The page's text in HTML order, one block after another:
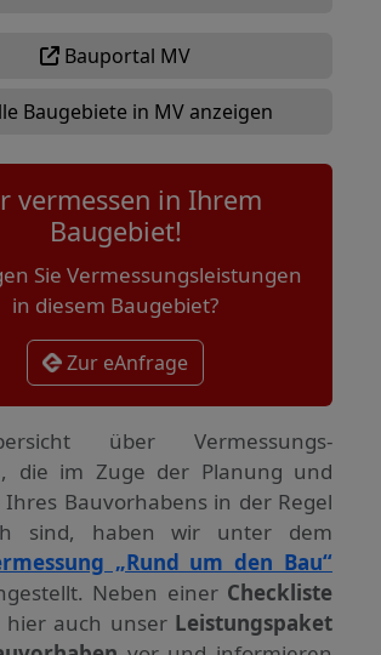
Bauportal MV
Baugebiete in MV anzeigen
vermessen in Ihrem
Baugebiet!
Sie Vermessungsleistungen
in diesem Baugebiet?
Zur eAnfrage
über Vermessungs­
die im Zuge der Planung und
Bauvorhabens in der Regel
sind, haben wir unter dem
„Rund um den Bau“
Neben einer Checkliste
hier auch unser Leistungspaket